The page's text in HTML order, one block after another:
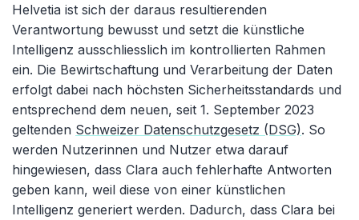
Helvetia ist sich der daraus resultierenden
Verantwortung bewusst und setzt die künstliche
Intelligenz ausschliesslich im kontrollierten Rahmen
ein. Die Bewirtschaftung und Verarbeitung der Daten
erfolgt dabei nach höchsten Sicherheitsstandards und
entsprechend dem neuen, seit 1. September 2023
geltenden Schweizer Datenschutzgesetz (DSG). So
werden Nutzerinnen und Nutzer etwa darauf
hingewiesen, dass Clara auch fehlerhafte Antworten
geben kann, weil diese von einer künstlichen
Intelligenz generiert werden. Dadurch, dass Clara bei